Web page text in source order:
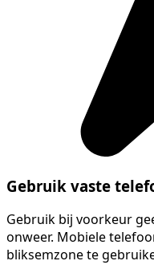
Gebruik vaste
Gebruik bij voorkeur
onweer. Mobiele
bliksemzone te